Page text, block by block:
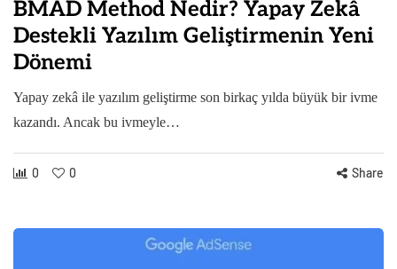
BMAD Method Nedir? Yapay Zekâ
Destekli Yazılım Geliştirmenin Yeni
Dönemi
Yapay zekâ ile yazılım geliştirme son birkaç yılda büyük bir ivme
kazandı. Ancak bu ivmeyle…
0 0 Share